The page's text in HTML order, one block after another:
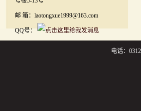
邮 箱：laotongxue1999@163.com
QQ号：
电话：